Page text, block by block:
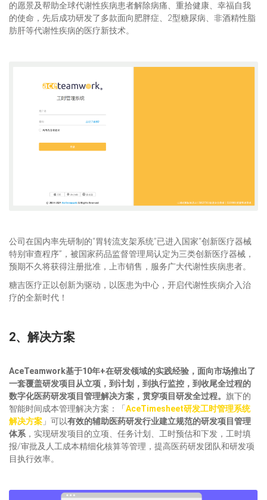
的愿景及帮助全球代谢性疾病患者解除病痛、重拾健康、幸福自我
的使命，先后成功研发了多款面向肥胖症、2型糖尿病、非酒精性脂
肪肝等代谢性疾病的医疗新技术。
公司在国内率先研制的“胃转流支架系统”已进入国家“创新医疗器械
特别审查程序”，被国家药品监督管理局认定为三类创新医疗器械，
预期不久将获得注册批准，上市销售，服务广大代谢性疾病患者。
糖吉医疗正以创新为驱动，以医患为中心，开启代谢性疾病介入治
疗的全新时代！
2、解决方案
AceTeamwork基于10年+在研发领域的实践经验， 面向市场推出了
一套覆盖研发项目从立项，到计划，到执行监控，到收尾全过程的
数字化医药研发项目管理解决方案，贯穿项目研发全过程。 旗下的
智能时间成本管理解决方案：「 AceTimesheet研发工时管理系统
解决方案 」可以有效的辅助医药研发行业建立规范的研发项目管理
体系 ，实现研发项目的立项、任务计划、工时预估和下发，工时填
报/审批及人工成本精细化核算等管理，提高医药研发团队和研发项
目执行效率。